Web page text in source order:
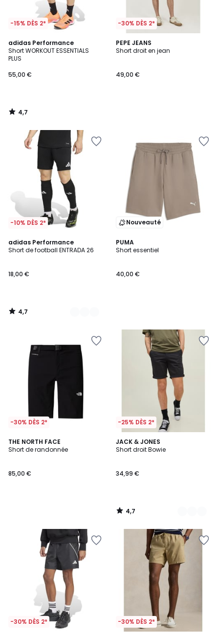
-15% DÈS 2*
adidas Performance
Short WORKOUT ESSENTIALS
PLUS
55,00 €
4,7
/ 5
4,7
/
-30% DÈS 2*
PEPE JEANS
Short droit en jean
49,00 €
-10% DÈS 2*
adidas Performance
Short de football ENTRADA 26
18,00 €
4,7
/ 5
2
Couleurs
4,7
/
Nouveauté
PUMA
Short essentiel
40,00 €
-30% DÈS 2*
THE NORTH FACE
Short de randonnée
85,00 €
-25% DÈS 2*
JACK & JONES
Short droit Bowie
34,99 €
4,7
/ 5
2
Couleurs
4,7
/
-30% DÈS 2* -30% DÈS 2*